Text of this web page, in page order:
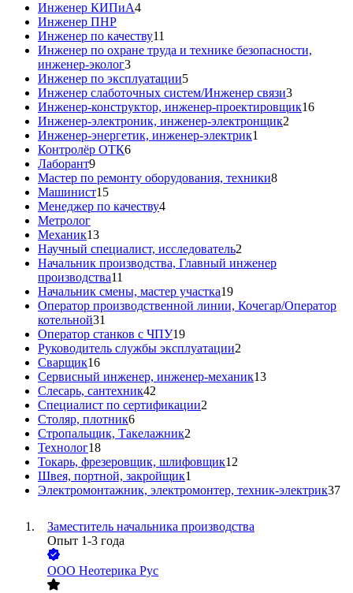
Инженер КИПиА4
Инженер ПНР
Инженер по качеству11
Инженер по охране труда и технике безопасности,
инженер-эколог3
Инженер по эксплуатации5
Инженер слаботочных систем/Инженер связи3
Инженер-конструктор, инженер-проектировщик16
Инженер-электроник, инженер-электронщик2
Инженер-энергетик, инженер-электрик1
Контролёр ОТК6
Лаборант9
Мастер по ремонту оборудования, техники8
Машинист15
Менеджер по качеству4
Метролог
Механик13
Научный специалист, исследователь2
Начальник производства, Главный инженер
производства11
Начальник смены, мастер участка19
Оператор производственной линии, Кочегар/Оператор
котельной31
Оператор станков с ЧПУ19
Руководитель службы эксплуатации2
Сварщик16
Сервисный инженер, инженер-механик13
Слесарь, сантехник42
Специалист по сертификации2
Столяр, плотник6
Стропальщик, Такелажник2
Технолог18
Токарь, фрезеровщик, шлифовщик12
Швея, портной, закройщик1
Электромонтажник, электромонтер, техник-электрик37
Заместитель начальника производства
Опыт 1-3 года
ООО Неотерика Рус